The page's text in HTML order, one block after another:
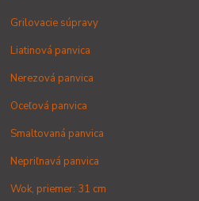
Grilovacie súpravy
Liatinová panvica
Nerezová panvica
Oceľová panvica
Smaltovaná panvica
Nepriľnavá panvica
Wok, priemer: 31 cm